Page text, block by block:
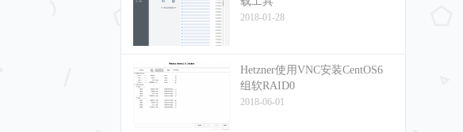
2018-01-28
Hetzner使用VNC安装CentOS6
组软RAID0
2018-06-01